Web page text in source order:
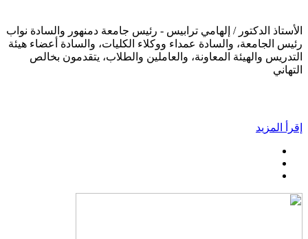
الأستاذ الدكتور / إلهامي ترابيس - رئيس جامعة دمنهور والسادة نواب
رئيس الجامعة، والسادة عمداء ووكلاء الكليات، والسادة أعضاء هيئة
التدريس والهيئة المعاونة، والعاملين والطلاب، يتقدمون بخالص
التهاني
إقرأ المزيد